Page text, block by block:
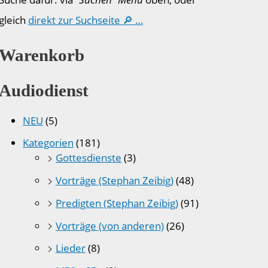
gleich direkt zur Suchseite 🔎 …
Audiodienst
NEU (5)
Kategorien (181)
Gottesdienste (3)
Vorträge (Stephan Zeibig)(48)
Predigten (Stephan Zeibig)(91)
Vorträge (von anderen)(26)
Lieder(8)